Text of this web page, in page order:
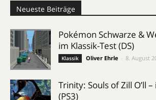
Neueste Beiträge
Pokémon Schwarze &
im Klassik-Test (DS)
Klassik Oliver Ehrle 8. August
Trinity: Souls of Zill O’ll
(PS3)